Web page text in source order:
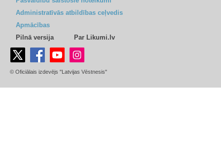
Administratīvās atbildības ceļvedis
Apmācības
Pilnā versija
Par Likumi.lv
© Oficiālais izdevējs "Latvijas Vēstnesis"